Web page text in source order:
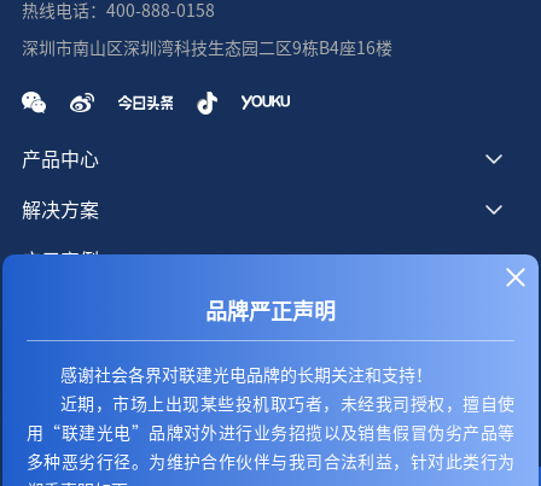
热线电话：400-888-0158
深圳市南山区深圳湾科技生态园二区9栋B4座16楼
产品中心
解决方案
应用案例
关于我们
联系我们
品牌严正声明
感谢社会各界对联建光电品牌的长期关注和支持！
近期，市场上出现某些投机取巧者，未经我司授权，擅自使
用“联建光电”品牌对外进行业务招揽以及销售假冒伪劣产品等
多种恶劣行径。为维护合作伙伴与我司合法利益，针对此类行为